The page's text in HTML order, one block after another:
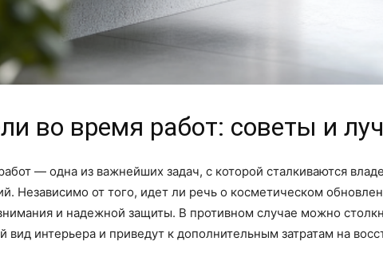
во время работ: советы и
— одна из важнейших задач, с которой сталкиваются
Независимо от того, идет ли речь о косметическом
и надежной защиты. В противном случае можно
вид интерьера и приведут к дополнительным затратам на